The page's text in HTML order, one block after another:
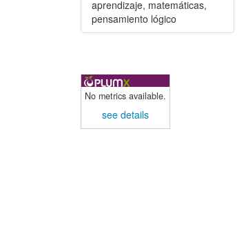
aprendizaje, matemáticas,
pensamiento lógico
No metrics available.
see details